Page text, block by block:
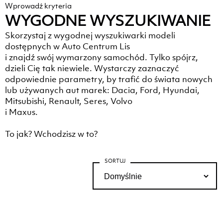
Wprowadź kryteria
WYGODNE WYSZUKIWANIE
Skorzystaj z wygodnej wyszukiwarki modeli
dostępnych w Auto Centrum Lis
i znajdź swój wymarzony samochód. Tylko spójrz,
dzieli Cię tak niewiele. Wystarczy zaznaczyć
odpowiednie parametry, by trafić do świata nowych
lub używanych aut marek: Dacia, Ford, Hyundai,
Mitsubishi, Renault, Seres, Volvo
i Maxus.
To jak? Wchodzisz w to?
SORTUJ